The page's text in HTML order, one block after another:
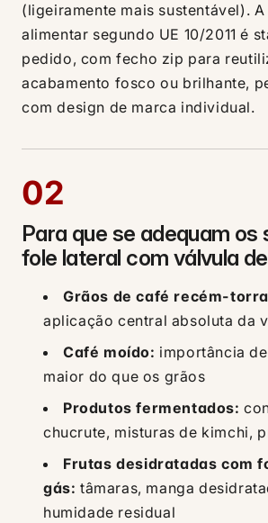
(ligeiramente mais sustentável).
alimentar segundo UE 10/2011 é
pedido, com fecho zip para
acabamento fosco ou brilhante,
com design de marca individual.
02
Para que se adequam os
fole lateral com válvula
Grãos de café recém-
aplicação central absoluta da
Café moído: importância
maior do que os grãos
Produtos fermentados:
chucrute, misturas de kimchi,
Frutas desidratadas com
gás: tâmaras, manga
humidade residual